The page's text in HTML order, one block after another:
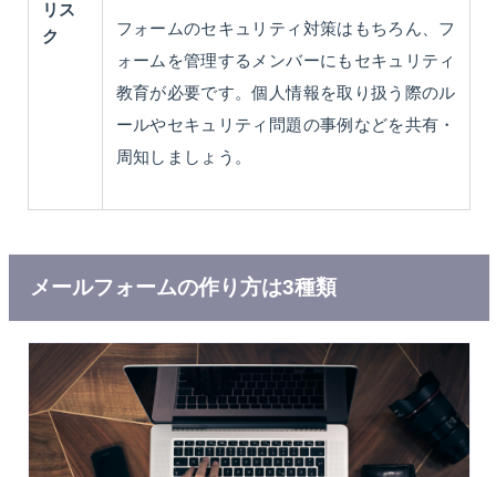
リス
ク
フォームのセキュリティ対策はもちろん、フ
ォームを管理するメンバーにもセキュリティ
教育が必要です。個人情報を取り扱う際のル
ールやセキュリティ問題の事例などを共有・
周知しましょう。
メールフォームの作り方は3種類